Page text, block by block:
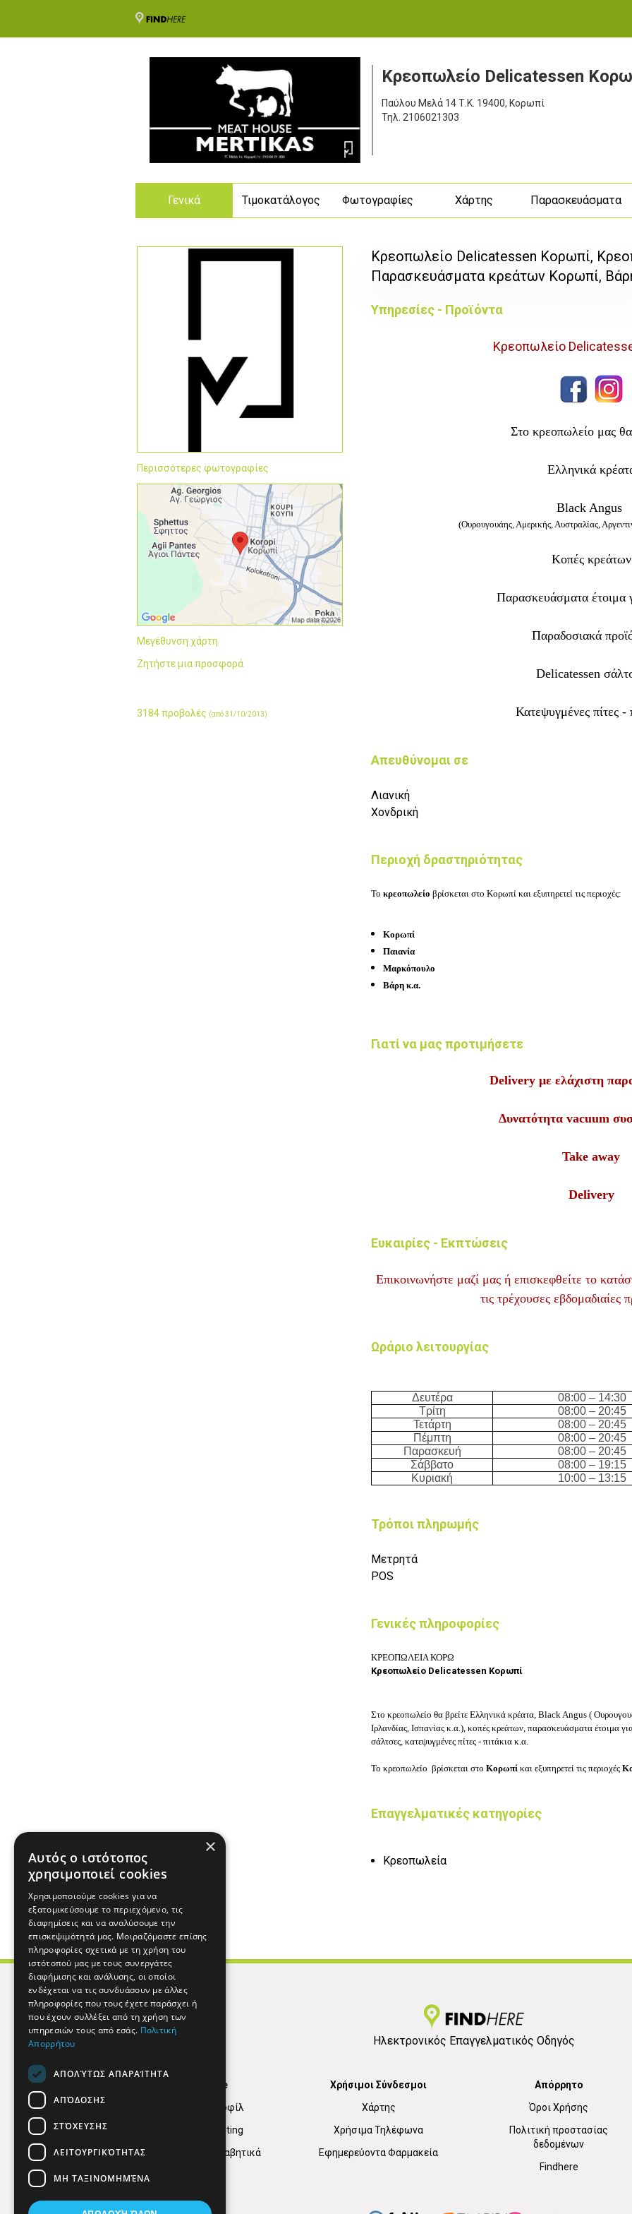
Κρεοπωλείο Delicatessen
Παύλου Μελά 14 Τ.Κ. 19400, Κορωπί
Τηλ. 2106021303
Γενικά Τιμοκατάλογος Φωτογραφίες Χάρτης Παρασκευάσματα
Περισσότερες φωτογραφίες
Μεγέθυνση χάρτη
Ζητήστε μια προσφορά
3184 προβολές (από 31/10/2013)
Κρεοπωλείο Delicatessen Κορωπί,
Παρασκευάσματα κρεάτων Κορωπί,
Υπηρεσίες - Προϊόντα
Κρεοπωλείο
Στο κρεοπωλείο μας θα
Ελληνικά
Black Angus
(Ουρουγουάης, Αμερικής, Αυστραλίας,
Κοπές κρεάτων
Παρασκευάσματα έτοιμα
Παραδοσιακά
Delicatessen
Κατεψυγμένες πίτες -
Απευθύνομαι σε
Λιανική
Χονδρική
Περιοχή δραστηριότητας
Το κρεοπωλείο βρίσκεται στο Κορωπί και εξυπηρετεί τις περιοχές:
Κορωπί
Παιανία
Μαρκόπουλο
Βάρη κ.α.
Γιατί να μας προτιμήσετε
Delivery με ελάχιστη
Δυνατότητα vacuum
Take away
Delivery
Ευκαιρίες - Εκπτώσεις
Επικοινωνήστε μαζί μας ή επισκεφθείτε το
τις τρέχουσες εβδομαδιαίες
Ωράριο λειτουργίας
Δευτέρα 08:00 – 14:30
Τρίτη
08:00 – 20:45
Τετάρτη
08:00 – 20:45
Πέμπτη
08:00 – 20:45
Παρασκευή
08:00 – 20:45
Σάββατο
08:00 – 19:15
Κυριακή
10:00 – 13:15
Τρόποι πληρωμής
Μετρητά
POS
Γενικές πληροφορίες
ΚΡΕΟΠΩΛΕΙΑ ΚΟΡΩ
Κρεοπωλείο Delicatessen Κορωπί
Στο κρεοπωλείο θα βρείτε Ελληνικά κρέατα, Black Angus (
Ιρλανδίας, Ισπανίας κ.α.), κοπές κρεάτων, παρασκευάσματα έτοιμα
σάλτσες, κατεψυγμένες πίτες - πιτάκια κ.α.
Το κρεοπωλείο βρίσκεται στο Κορωπί και εξυπηρετεί τις περιοχές
Επαγγελματικές κατηγορίες
Κρεοπωλεία
Ηλεκτρονικός Επαγγελματικός Οδηγός
Find Here
Εταιρικό Προφίλ
Digital marketing
Κατηγορίες Αλφαβητικά
Χρήσιμοι Σύνδεσμοι
Χάρτης
Χρήσιμα Τηλέφωνα
Εφημερεύοντα Φαρμακεία
Απόρρητο
Όροι Χρήσης
Πολιτική προστασίας
δεδομένων
Findhere
×
Αυτός ο ιστότοπος
χρησιμοποιεί cookies
Χρησιμοποιούμε cookies για να
εξατομικεύσουμε το περιεχόμενο, τις
διαφημίσεις και να αναλύσουμε την
επισκεψιμότητά μας. Μοιραζόμαστε επίσης
πληροφορίες σχετικά με τη χρήση του
ιστότοπού μας με τους συνεργάτες
διαφήμισης και ανάλυσης, οι οποίοι
ενδέχεται να τις συνδυάσουν με άλλες
πληροφορίες που τους έχετε παράσχει ή
που έχουν συλλέξει από τη χρήση των
υπηρεσιών τους από εσάς. Πολιτική
Απορρήτου
ΑΠΟΛΎΤΩΣ ΑΠΑΡΑΊΤΗΤΑ
ΑΠΌΔΟΣΗΣ
ΣΤΌΧΕΥΣΗΣ
ΛΕΙΤΟΥΡΓΙΚΌΤΗΤΑΣ
ΜΗ ΤΑΞΙΝΟΜΗΜΈΝΑ